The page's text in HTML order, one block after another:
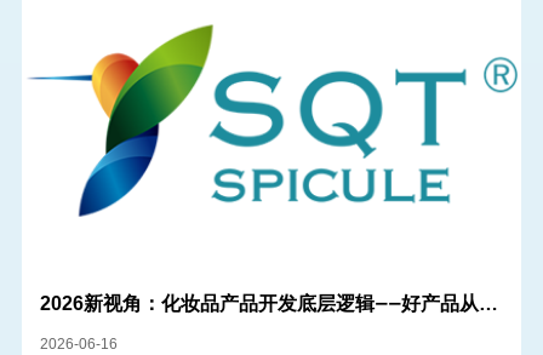
2026新视角：化妆品产品开发底层逻辑——好产品从好
原料开始
2026-06-16